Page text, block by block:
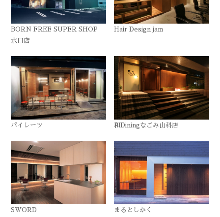
BORN FREE SUPER SHOP
水口店
Hair Design jam
パイレーツ 和Diningなごみ山科店
SWORD まるとしかく